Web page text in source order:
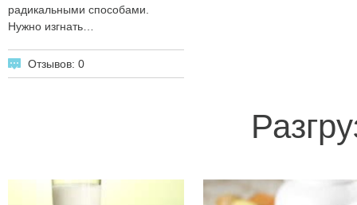
радикальными способами.
Нужно изгнать…
Отзывов: 0